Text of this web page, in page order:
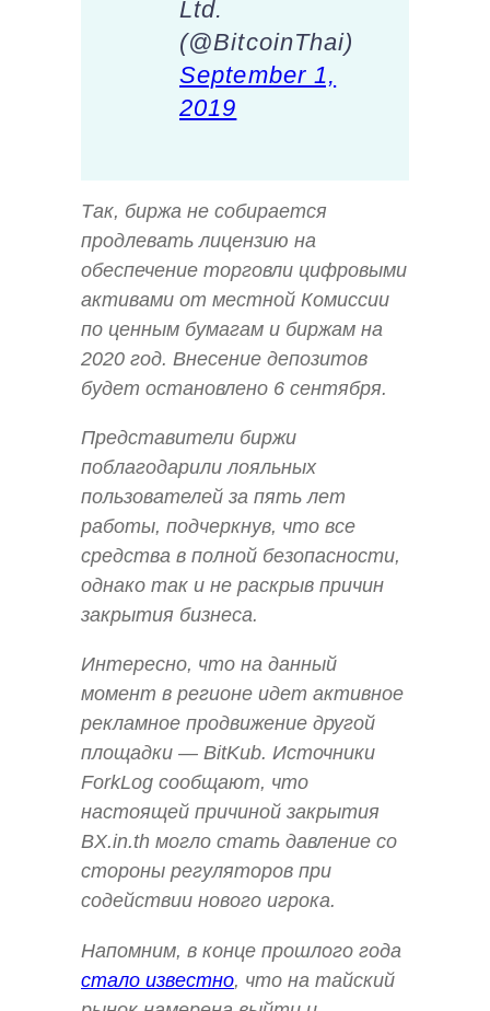
Ltd.
(@BitcoinThai)
September 1,
2019
Так, биржа не собирается
продлевать лицензию на
обеспечение торговли цифровыми
активами от местной Комиссии
по ценным бумагам и биржам на
2020 год. Внесение депозитов
будет остановлено 6 сентября.
Представители биржи
поблагодарили лояльных
пользователей за пять лет
работы, подчеркнув, что все
средства в полной безопасности,
однако так и не раскрыв причин
закрытия бизнеса.
Интересно, что на данный
момент в регионе идет активное
рекламное продвижение другой
площадки — BitKub. Источники
ForkLog сообщают, что
настоящей причиной закрытия
BX.in.th могло стать давление со
стороны регуляторов при
содействии нового игрока.
Напомним, в конце прошлого года
стало известно, что на тайский